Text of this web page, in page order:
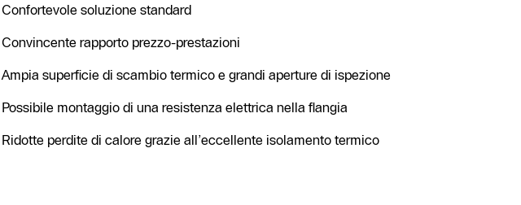
Confortevole soluzione standard
Convincente rapporto prezzo-prestazioni
Ampia superficie di scambio termico e grandi aperture di ispezione
Possibile montaggio di una resistenza elettrica nella flangia
Ridotte perdite di calore grazie all’eccellente isolamento termico